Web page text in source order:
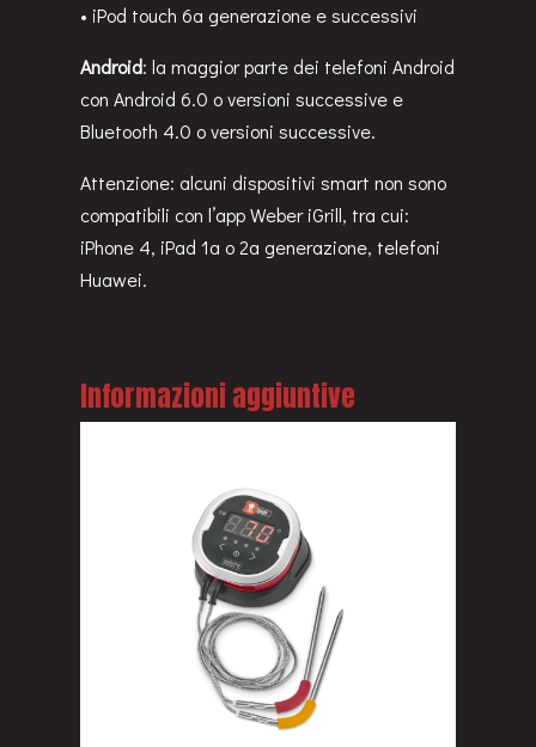
• iPod touch 6a generazione e successivi
Android: la maggior parte dei telefoni Android
con Android 6.0 o versioni successive e
Bluetooth 4.0 o versioni successive.
Attenzione: alcuni dispositivi smart non sono
compatibili con l’app Weber iGrill, tra cui:
iPhone 4, iPad 1a o 2a generazione, telefoni
Huawei.
Informazioni aggiuntive